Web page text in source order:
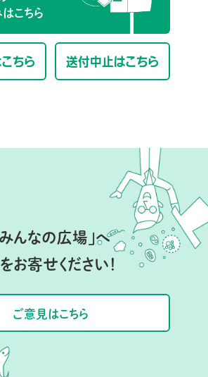
こちら
ちら 送付中止はこちら
みんなの広場」へ
お寄せください！
ご意見はこちら